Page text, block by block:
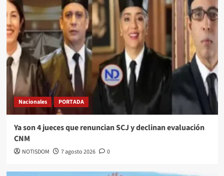
Nacionales PORTADA
Ya son 4 jueces que renuncian SCJ y declinan evaluación
CNM
NOTISDOM 7 agosto 2026 0